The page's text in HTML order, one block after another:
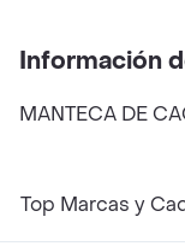
Información
MANTECA DE
Top Marcas y